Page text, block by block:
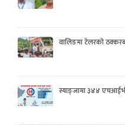
वालिङमा टेलरको
स्याङ्जामा ३४४